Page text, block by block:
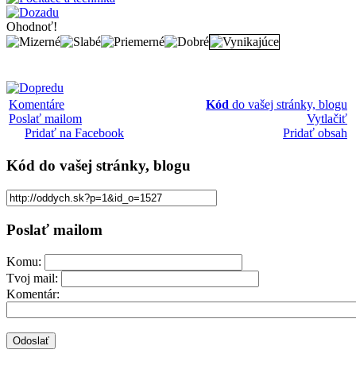
Ohodnoť!
Komentáre
Poslať mailom
Pridať na Facebook
Kód do vašej stránky, blogu
Vytlačiť
Pridať obsah
Kód do vašej stránky, blogu
Poslať mailom
Komu:
Tvoj mail:
Komentár: